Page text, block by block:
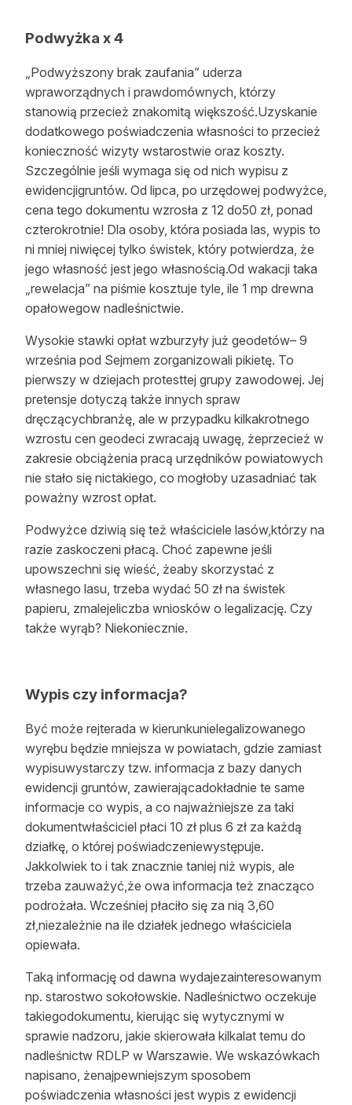
Podwyżka x 4
„Podwyższony brak zaufania” uderza
wpraworządnych i prawdomównych, którzy
stanowią przecież znakomitą większość.Uzyskanie
dodatkowego poświadczenia własności to przecież
konieczność wizyty wstarostwie oraz koszty.
Szczególnie jeśli wymaga się od nich wypisu z
ewidencjigruntów. Od lipca, po urzędowej podwyżce,
cena tego dokumentu wzrosła z 12 do50 zł, ponad
czterokrotnie! Dla osoby, która posiada las, wypis to
ni mniej niwięcej tylko świstek, który potwierdza, że
jego własność jest jego własnością.Od wakacji taka
„rewelacja” na piśmie kosztuje tyle, ile 1 mp drewna
opałowegow nadleśnictwie.
Wysokie stawki opłat wzburzyły już geodetów– 9
września pod Sejmem zorganizowali pikietę. To
pierwszy w dziejach protesttej grupy zawodowej. Jej
pretensje dotyczą także innych spraw
dręczącychbranżę, ale w przypadku kilkakrotnego
wzrostu cen geodeci zwracają uwagę, żeprzecież w
zakresie obciążenia pracą urzędników powiatowych
nie stało się nictakiego, co mogłoby uzasadniać tak
poważny wzrost opłat.
Podwyżce dziwią się też właściciele lasów,którzy na
razie zaskoczeni płacą. Choć zapewne jeśli
upowszechni się wieść, żeaby skorzystać z
własnego lasu, trzeba wydać 50 zł na świstek
papieru, zmalejeliczba wniosków o legalizację. Czy
także wyrąb? Niekoniecznie.
Wypis czy informacja?
Być może rejterada w kierunkunielegalizowanego
wyrębu będzie mniejsza w powiatach, gdzie zamiast
wypisuwystarczy tzw. informacja z bazy danych
ewidencji gruntów, zawierającadokładnie te same
informacje co wypis, a co najważniejsze za taki
dokumentwłaściciel płaci 10 zł plus 6 zł za każdą
działkę, o której poświadczeniewystępuje.
Jakkolwiek to i tak znacznie taniej niż wypis, ale
trzeba zauważyć,że owa informacja też znacząco
podrożała. Wcześniej płaciło się za nią 3,60
zł,niezależnie na ile działek jednego właściciela
opiewała.
Taką informację od dawna wydajezainteresowanym
np. starostwo sokołowskie. Nadleśnictwo oczekuje
takiegodokumentu, kierując się wytycznymi w
sprawie nadzoru, jakie skierowała kilkalat temu do
nadleśnictw RDLP w Warszawie. We wskazówkach
napisano, żenajpewniejszym sposobem
poświadczenia własności jest wypis z ewidencji